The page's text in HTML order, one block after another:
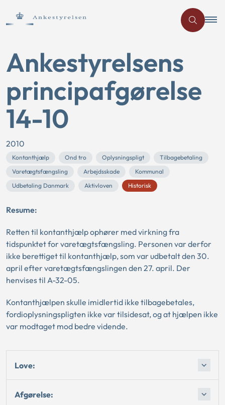
Ankestyrelsens
principafgørelse
14-10
2010
Kontanthjælp Ond tro Oplysningspligt
Tilbagebetaling
Varetægtsfængsling
Arbejdsskade
Kommunal
Udbetaling Danmark
Aktivloven Historisk
Resume:
Retten til kontanthjælp ophører med virkning fra
tidspunktet for varetægtsfængsling. Personen var derfor
ikke berettiget til kontanthjælp, som var udbetalt den 30.
april efter varetægtsfængslingen den 27. april. Der
henvises til A-32-05.
Kontanthjælpen skulle imidlertid ikke tilbagebetales,
fordioplysningspligten ikke var tilsidesat, og at hjælpen ikke
var modtaget mod bedre vidende.
Love:
Afgørelse: